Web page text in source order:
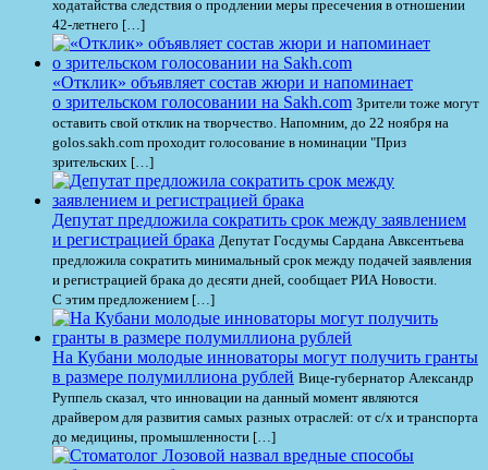
ходатайства следствия о продлении меры пресечения в отношении
42-летнего […]
«Отклик» объявляет состав жюри и напоминает
о зрительском голосовании на Sakh.com Зрители тоже могут
оставить свой отклик на творчество. Напомним, до 22 ноября на
golos.sakh.com проходит голосование в номинации "Приз
зрительских […]
Депутат предложила сократить срок между заявлением
и регистрацией брака Депутат Госдумы Сардана Авксентьева
предложила сократить минимальный срок между подачей заявления
и регистрацией брака до десяти дней, сообщает РИА Новости.
С этим предложением […]
На Кубани молодые инноваторы могут получить гранты
в размере полумиллиона рублей Вице-губернатор Александр
Руппель сказал, что инновации на данный момент являются
драйвером для развития самых разных отраслей: от с/х и транспорта
до медицины, промышленности […]